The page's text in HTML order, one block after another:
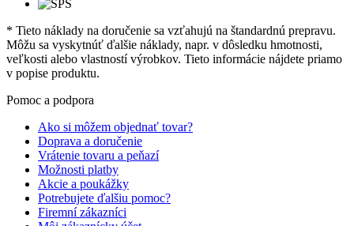
* Tieto náklady na doručenie sa vzťahujú na štandardnú prepravu.
Môžu sa vyskytnúť ďalšie náklady, napr. v dôsledku hmotnosti,
veľkosti alebo vlastností výrobkov. Tieto informácie nájdete priamo
v popise produktu.
Pomoc a podpora
Ako si môžem objednať tovar?
Doprava a doručenie
Vrátenie tovaru a peňazí
Možnosti platby
Akcie a poukážky
Potrebujete ďalšiu pomoc?
Firemní zákazníci